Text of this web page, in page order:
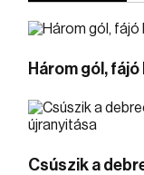
Három gól,
Csúszik a